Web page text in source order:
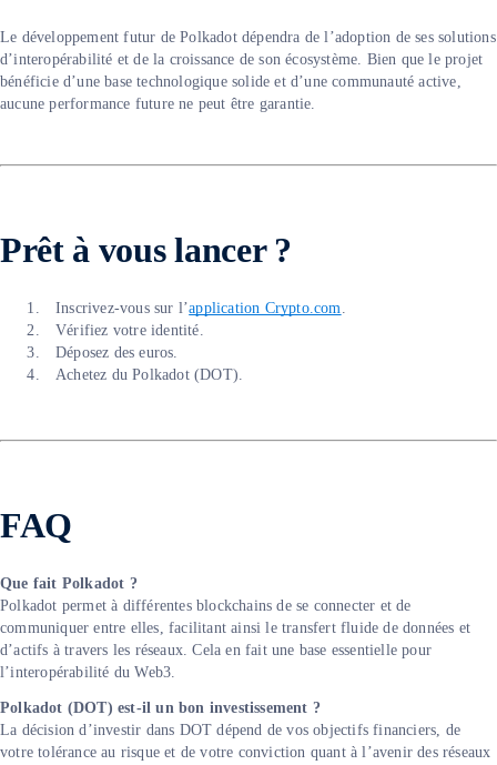
Le développement futur de Polkadot dépendra de l’adoption de ses solutions
d’interopérabilité et de la croissance de son écosystème. Bien que le projet
bénéficie d’une base technologique solide et d’une communauté active,
aucune performance future ne peut être garantie.
Prêt à vous lancer ?
Inscrivez-vous sur l’application Crypto.com.
Vérifiez votre identité.
Déposez des euros.
Achetez du Polkadot (DOT).
FAQ
Que fait Polkadot ?
Polkadot permet à différentes blockchains de se connecter et de
communiquer entre elles, facilitant ainsi le transfert fluide de données et
d’actifs à travers les réseaux. Cela en fait une base essentielle pour
l’interopérabilité du Web3.
Polkadot (DOT) est-il un bon investissement ?
La décision d’investir dans DOT dépend de vos objectifs financiers, de
votre tolérance au risque et de votre conviction quant à l’avenir des réseaux